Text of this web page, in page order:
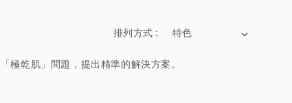
排列方式 :
乾肌」問題，提出精準的解決方案。